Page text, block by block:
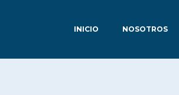
INICIO NOSOTROS